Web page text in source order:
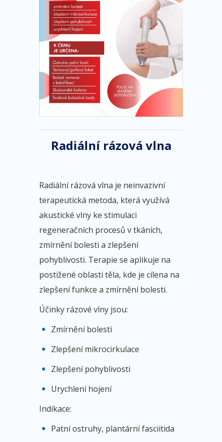
Radiální rázová vlna
Radiální rázová vlna je neinvazivní
terapeutická metoda, která využívá
akustické vlny ke stimulaci
regeneračních procesů v tkáních,
zmírnění bolesti a zlepšení
pohyblivosti. Terapie se aplikuje na
postižené oblasti těla, kde je cílena na
zlepšení funkce a zmírnění bolesti.
Účinky rázové vlny jsou:
Zmírnění bolesti
Zlepšení mikrocirkulace
Zlepšení pohyblivosti
Urychlení hojení
Indikace:
Patní ostruhy, plantární fasciitida